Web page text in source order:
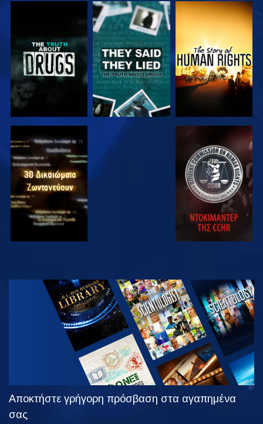
ΠΑΡΑΚΟΛΟΥΘΗΣΤΕ ΠΑΡΑΚΟΛΟΥΘΗΣΤΕ ΠΑΡΑΚΟΛΟΥΘΗΣΤΕ
ΠΑΡΑΚΟΛΟΥΘΗΣΤΕ ΠΑΡΑΚΟΛΟΥΘΗΣΤΕ
ΠΑΡΑΚΟΛΟΥΘΗΣΤΕ
ΕΞΕΡΕΥΝΗΣΤΕ
ΤΗ ΣΕΙΡΑ
Αποκτήστε γρήγορη πρόσβαση στα αγαπημένα
σας